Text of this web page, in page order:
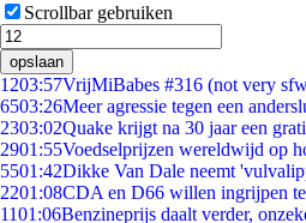
Scrollbar gebruiken
opslaan
1203:57VrijMiBabes #316 (not very
6503:26Meer agressie tegen een
2303:02Quake krijgt na 30 jaar een
2901:55Voedselprijzen wereldwijd op
5501:42Dikke Van Dale neemt
2201:08CDA en D66 willen ingrijpen
1101:06Benzineprijs daalt verder,